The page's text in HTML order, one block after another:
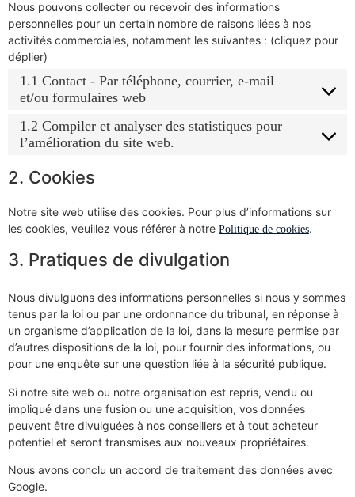
Nous pouvons collecter ou recevoir des informations
personnelles pour un certain nombre de raisons liées à nos
activités commerciales, notamment les suivantes : (cliquez pour
déplier)
1.1 Contact - Par téléphone, courrier, e-mail
et/ou formulaires web
1.2 Compiler et analyser des statistiques pour
l’amélioration du site web.
2. Cookies
Notre site web utilise des cookies. Pour plus d’informations sur
les cookies, veuillez vous référer à notre Politique de cookies.
3. Pratiques de divulgation
Nous divulguons des informations personnelles si nous y sommes
tenus par la loi ou par une ordonnance du tribunal, en réponse à
un organisme d’application de la loi, dans la mesure permise par
d’autres dispositions de la loi, pour fournir des informations, ou
pour une enquête sur une question liée à la sécurité publique.
Si notre site web ou notre organisation est repris, vendu ou
impliqué dans une fusion ou une acquisition, vos données
peuvent être divulguées à nos conseillers et à tout acheteur
potentiel et seront transmises aux nouveaux propriétaires.
Nous avons conclu un accord de traitement des données avec
Google.